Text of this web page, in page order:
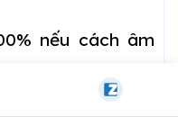
nếu cách âm
tiếp test độ ồn